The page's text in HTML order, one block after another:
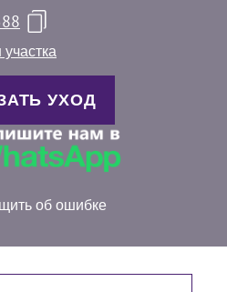
участка
УХОД
об ошибке